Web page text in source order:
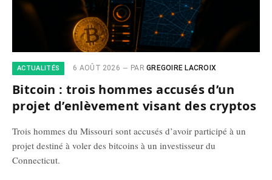
ACTUALITÉS 6 AOÛT 2026 PAR GREGOIRE LACROIX
Bitcoin : trois hommes accusés d’un
projet d’enlèvement visant des cryptos
Trois hommes du Missouri sont accusés d’avoir participé à un
projet destiné à voler des bitcoins à un investisseur du
Connecticut.